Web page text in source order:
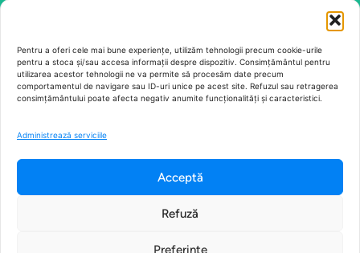
Pentru a oferi cele mai bune experiențe, utilizăm tehnologii precum cookie-urile
pentru a stoca și/sau accesa informații despre dispozitiv. Consimțământul pentru
utilizarea acestor tehnologii ne va permite să procesăm date precum
comportamentul de navigare sau ID-uri unice pe acest site. Refuzul sau retragerea
consimțământului poate afecta negativ anumite funcționalități și caracteristici.
Administrează serviciile
Acceptă
Refuză
Preferințe
Abonează-mă
Cu Dr. Andreea Guda